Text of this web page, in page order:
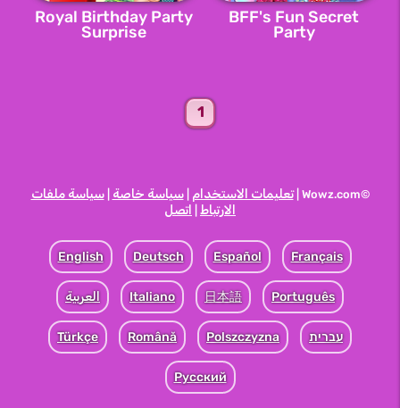
BFF's Fun Secret
Party
Royal Birthday Party
Surprise
1
©Wowz.com | تعليمات الاستخدام |سياسة خاصة |سياسة ملفات
الارتباط
اتصل
English Deutsch Español Français
Italiano 日本語 Português العربية
עברית Türkçe Română Polszczyzna
Pусский